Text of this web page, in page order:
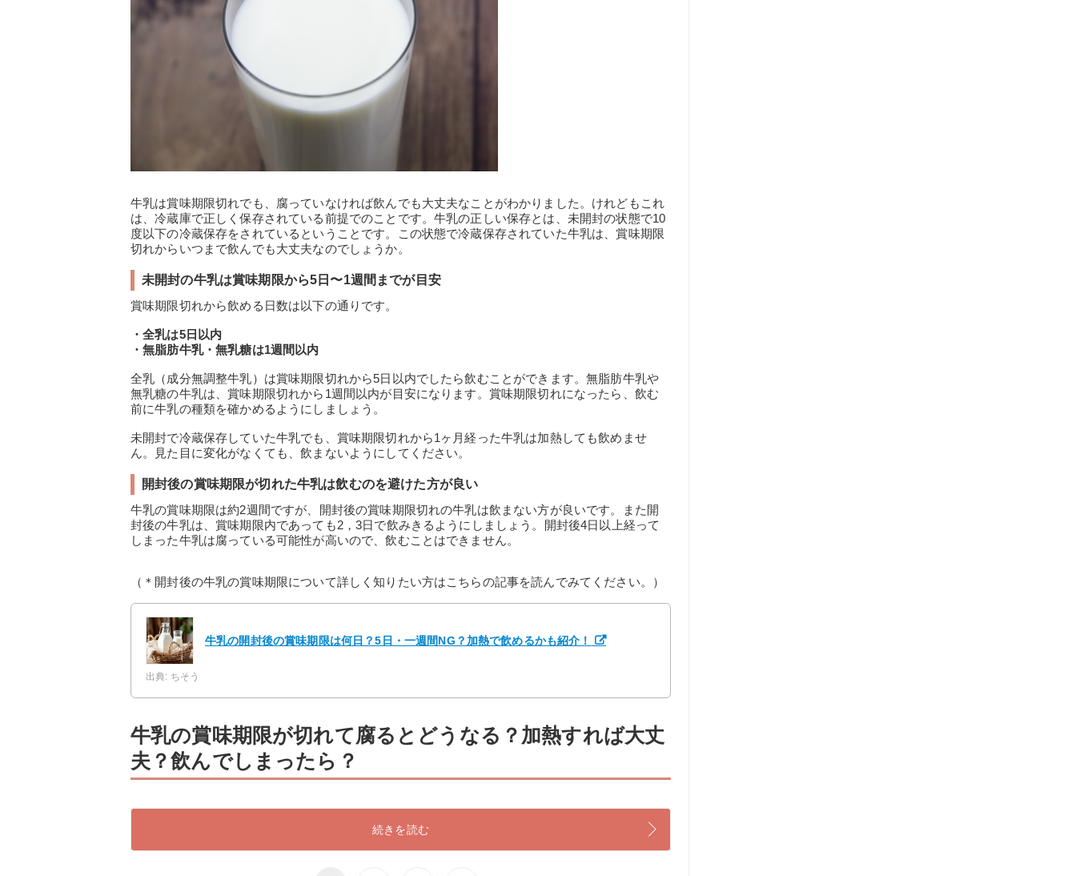
牛乳は賞味期限切れでも、腐っていなければ飲んでも大丈夫なことがわかりました。けれどもこれ
は、冷蔵庫で正しく保存されている前提でのことです。牛乳の正しい保存とは、未開封の状態で10
度以下の冷蔵保存をされているということです。この状態で冷蔵保存されていた牛乳は、賞味期限
切れからいつまで飲んでも大丈夫なのでしょうか。
未開封の牛乳は賞味期限から5日〜1週間までが目安
賞味期限切れから飲める日数は以下の通りです。
・全乳は5日以内
・無脂肪牛乳・無乳糖は1週間以内
全乳（成分無調整牛乳）は賞味期限切れから5日以内でしたら飲むことができます。無脂肪牛乳や
無乳糖の牛乳は、賞味期限切れから1週間以内が目安になります。賞味期限切れになったら、飲む
前に牛乳の種類を確かめるようにしましょう。
未開封で冷蔵保存していた牛乳でも、賞味期限切れから1ヶ月経った牛乳は加熱しても飲めませ
ん。見た目に変化がなくても、飲まないようにしてください。
開封後の賞味期限が切れた牛乳は飲むのを避けた方が良い
牛乳の賞味期限は約2週間ですが、開封後の賞味期限切れの牛乳は飲まない方が良いです。また開
封後の牛乳は、賞味期限内であっても2，3日で飲みきるようにしましょう。開封後4日以上経って
しまった牛乳は腐っている可能性が高いので、飲むことはできません。
（＊開封後の牛乳の賞味期限について詳しく知りたい方はこちらの記事を読んでみてください。）
牛乳の開封後の賞味期限は何日？5日・一週間NG？加熱で飲めるかも紹介！
出典: ちそう
牛乳の賞味期限が切れて腐るとどうなる？加熱すれば大丈
夫？飲んでしまったら？
続きを読む